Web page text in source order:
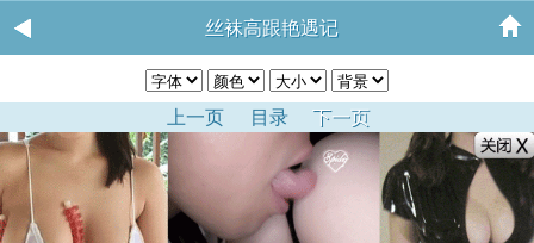
丝袜高跟艳遇记
上一页 目录 下一页